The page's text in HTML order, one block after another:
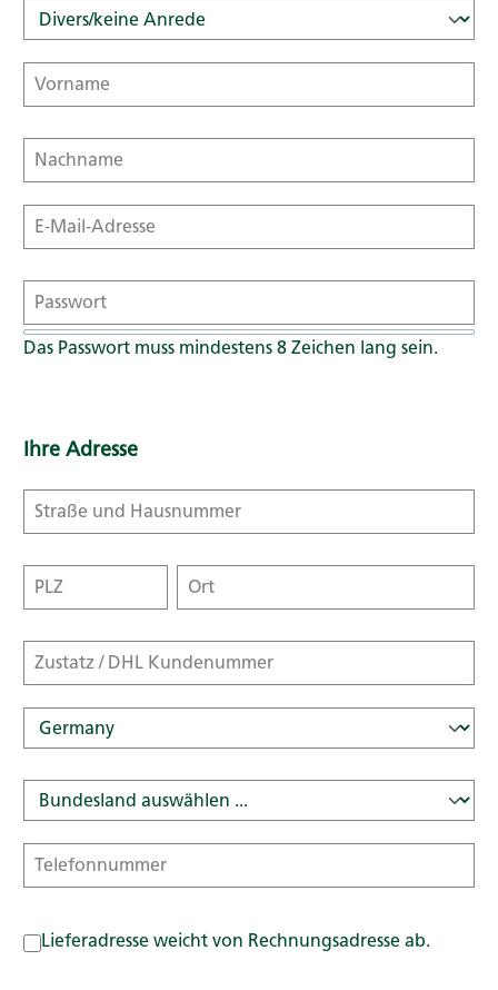
Persönliche Informationen
Das Passwort muss mindestens 8 Zeichen lang sein.
Ihre Adresse
Lieferadresse weicht von Rechnungsadresse ab.